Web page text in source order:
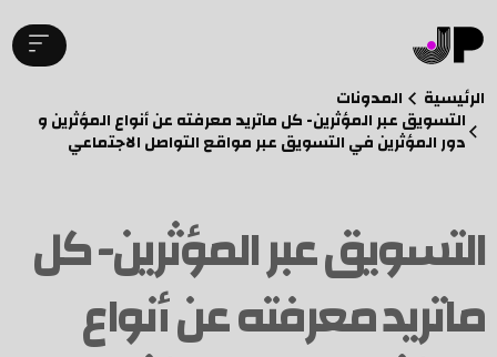
الرئيسية المدونات
التسويق عبر المؤثرين- كل ماتريد معرفته عن أنواع المؤثرين و
دور المؤثرين في التسويق عبر مواقع التواصل الاجتماعي
التسويق عبر المؤثرين- كل
ماتريد معرفته عن أنواع